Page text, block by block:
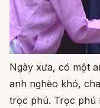
Ngày xưa, có một
anh nghèo khó,
trọc phú. Trọc phú